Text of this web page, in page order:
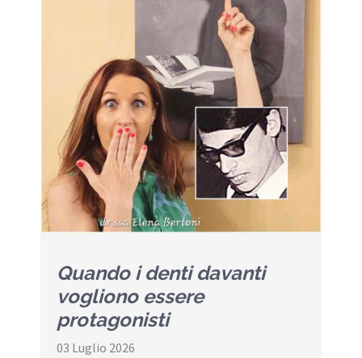
Quando i denti davanti
vogliono essere
protagonisti
03 Luglio 2026